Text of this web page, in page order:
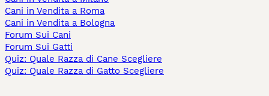
Cani in Vendita a Roma
Cani in Vendita a Bologna
Forum Sui Cani
Forum Sui Gatti
Quiz: Quale Razza di Cane Scegliere
Quiz: Quale Razza di Gatto Scegliere